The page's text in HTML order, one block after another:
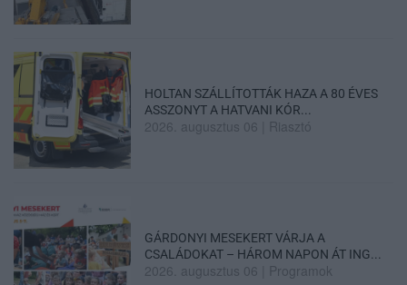
HOLTAN SZÁLLÍTOTTÁK HAZA A 80 ÉVES
ASSZONYT A HATVANI KÓR...
2026. augusztus 06 Riasztó
GÁRDONYI MESEKERT VÁRJA A
CSALÁDOKAT – HÁROM NAPON ÁT ING...
2026. augusztus 06 Programok